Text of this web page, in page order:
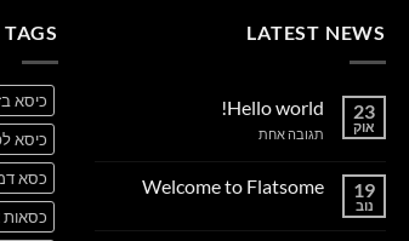
LATEST NEWS
23
אוק
Hello world!
תגובה אחתעל
19
נוב
Welcome to Flatsome
TAGS
כיסא
כיסא
כסא
כסאות